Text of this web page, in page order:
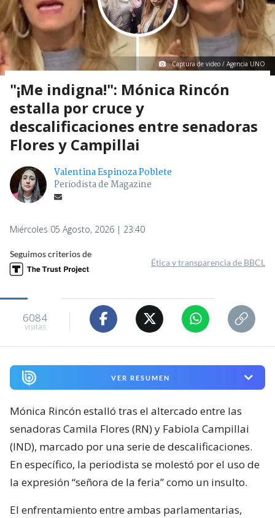
Captura de video / Agencia UNO
"¡Me indigna!": Mónica Rincón
estalla por cruce y
descalificaciones entre senadoras
Flores y Campillai
Valentina Espinoza Poblete
Periodista de Magazine
Miércoles 05 Agosto, 2026 | 23:40
Seguimos criterios de
Ética y transparencia de BBCL
6084
visitas
VER RESUMEN
Mónica Rincón estalló tras el altercado entre las
senadoras Camila Flores (RN) y Fabiola Campillai
(IND), marcado por una serie de descalificaciones.
En específico, la periodista se molestó por el uso de
la expresión “señora de la feria” como un insulto.
El enfrentamiento entre ambas parlamentarias,